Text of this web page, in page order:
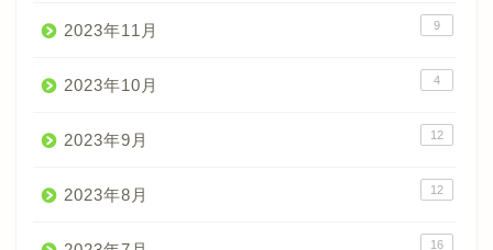
2023年11月 9
2023年10月 4
2023年9月 12
2023年8月 12
16